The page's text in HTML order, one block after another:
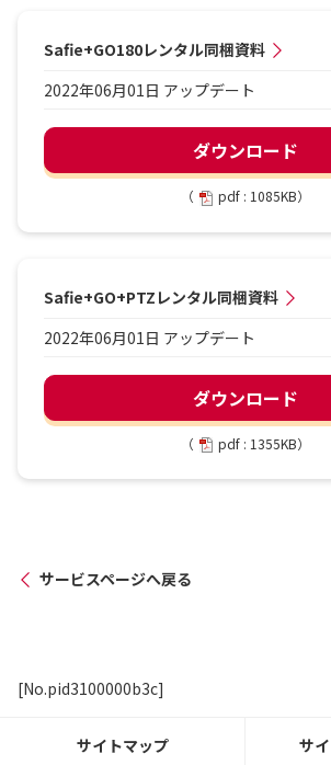
Safie+GO180レンタル同梱資料
2022年06月01日 アップデート
ダウンロード
（ pdf : 1085KB）
Safie+GO+PTZレンタル同梱資料
2022年06月01日 アップデート
ダウンロード
（ pdf : 1355KB）
サービスページへ戻る
[No.pid3100000b3c]
サイトマップ サ